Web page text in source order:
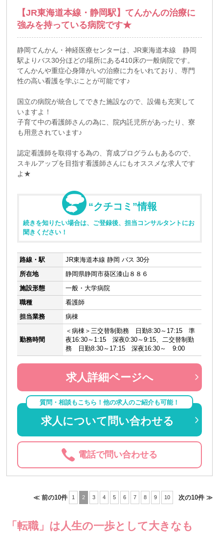
【JR東海道本線・静岡駅】てんかんの治療に
強みを持っている病院です★
静岡てんかん・神経医療センターは、JR東海道本線 静岡
駅よりバス30分ほどの場所にある410床の一般病院です。
てんかんや重症心身障がいの治療に力をいれており、専門
性の高い看護を学ぶことが可能です♪
国立の病院が統合してできた施設なので、設備も充実して
いますよ！
子育て中の看護師さんの為に、院内託児所があったり、寮
も用意されています♪
認定看護師を取得する為の、育成プログラムもあるので、
スキルアップを目指す看護師さんにもオススメな求人です
よ★
“クチコミ”情報
続きを知りたい場合は、ご登録後、担当コンサルタントにお
聞きください！
路線・駅
JR東海道本線 静岡 バス 30分
所在地
静岡県静岡市葵区漆山８８６
施設形態
一般・大学病院
職種
看護師
担当業務
病棟
勤務時間
＜病棟＞三交替制勤務 日勤8:30～17:15 準
夜16:30～1:15 深夜0:30～9:15、二交替制勤
務 日勤8:30～17:15 深夜16:30～ 9:00
求人詳細ページへ
質問・相談もこちら！他の求人のご紹介も可能！
求人について問い合わせる
電話で問い合わせる
≪ 前の10件 1 2 3 4 5 6 7 8 9 10 次の10件 ≫
「転職」は人生の一歩として大きなも